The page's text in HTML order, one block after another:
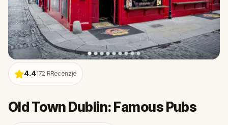
4.4172 RRecenzje
Old Town Dublin: Famous Pubs